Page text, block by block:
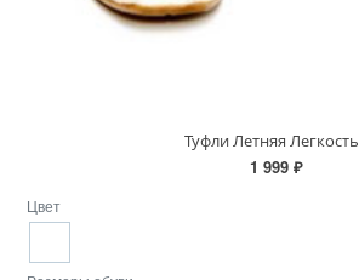
Туфли Летняя Легкость
1 999 ₽
Цвет